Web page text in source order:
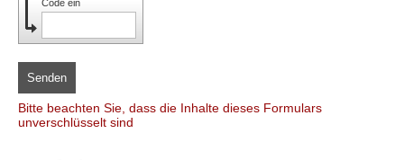
Code ein
Senden
Bitte beachten Sie, dass die Inhalte dieses Formulars
unverschlüsselt sind